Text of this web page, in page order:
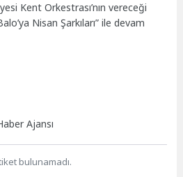
Kent Orkestrası’nın vereceği
Nisan Şarkıları” ile devam
Ajansı
bulunamadı.